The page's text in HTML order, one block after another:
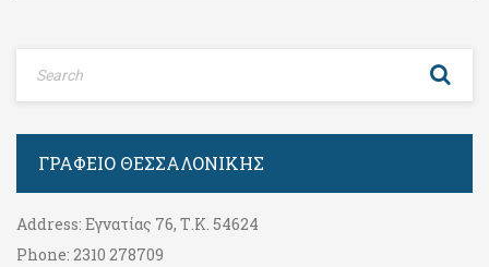
ΓΡΑΦΕΊΟ ΘΕΣΣΑΛΟΝΊΚΗΣ
Address: Εγνατίας 76, Τ.Κ. 54624
Phone: 2310 278709